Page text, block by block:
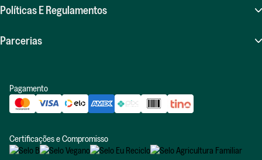
Sobre Nós
Indique E Ganhe
Blog
Relatório De Impacto
Políticas E Regulamentos
Perguntas Frequentes (FAQ)
Políticas De Trocas E Devoluções
Política De Privacidade
Política De Diversidade E Inclusão
Parcerias
Revenda Positiv.a
Pagamento
Certificações e Compromisso